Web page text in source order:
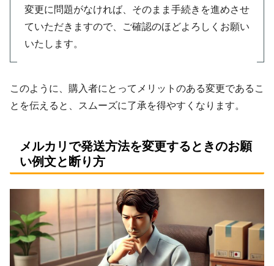
変更に問題がなければ、そのまま手続きを進めさせ
ていただきますので、ご確認のほどよろしくお願い
いたします。
このように、購入者にとってメリットのある変更であるこ
とを伝えると、スムーズに了承を得やすくなります。
メルカリで発送方法を変更するときのお願
い例文と断り方